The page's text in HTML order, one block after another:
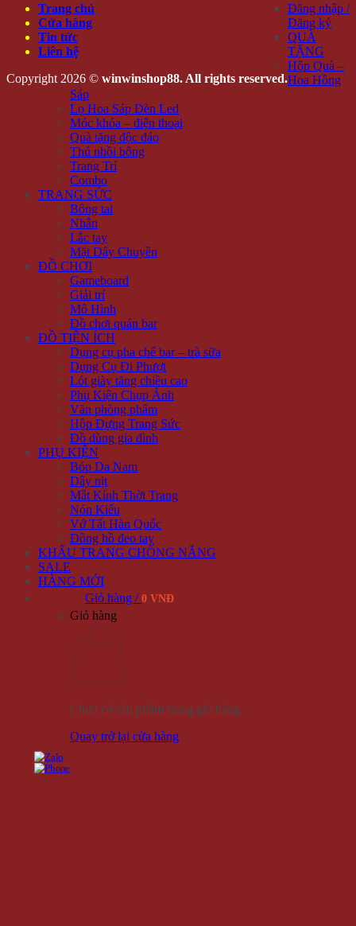
Trang chủ
Cửa hàng
Tin tức
Liên hệ
Copyright 2026 © winwinshop88. All rights reserved.
Đăng nhập /
Đăng ký
QUÀ
TẶNG
Hộp Quà –
Hoa Hồng
Sáp
Lọ Hoa Sáp Đèn Led
Móc khóa – điện thoại
Quà tặng độc đáo
Thú nhồi bông
Trang Trí
Combo
TRANG SỨC
Bông tai
Nhẫn
Lắc tay
Mặt Dây Chuyền
ĐỒ CHƠI
Gameboard
Giải trí
Mô Hình
Đồ chơi quán bar
ĐỒ TIỆN ÍCH
Dụng cụ pha chế bar – trà sữa
Dụng Cụ Đi Phượt
Lót giày tăng chiều cao
Phụ Kiện Chụp Ảnh
Văn phòng phẩm
Hộp Đựng Trang Sức
Đồ dùng gia đình
PHỤ KIỆN
Bóp Da Nam
Dây nịt
Mắt Kính Thời Trang
Nón Kiểu
Vớ Tất Hàn Quốc
Đồng hồ đeo tay
KHẨU TRANG CHỐNG NẮNG
SALE
HÀNG MỚI
Giỏ hàng / 0 VNĐ
Giỏ hàng
Chưa có sản phẩm trong giỏ hàng.
Quay trở lại cửa hàng